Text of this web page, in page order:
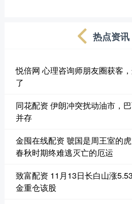
热点资讯
悦倍网 心理咨询师朋友圈获客
了
同花配资 伊朗冲突扰动油市，
并存
金囤在线配资 虢国是周王室的
春秋时期终难逃灭亡的厄运
致富配资 11月13日长白山涨
金重仓该股